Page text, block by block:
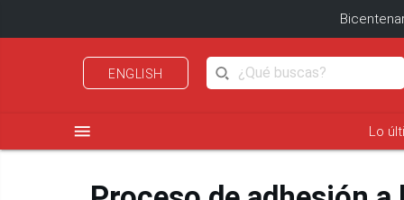
ENGLISH
menu Lo